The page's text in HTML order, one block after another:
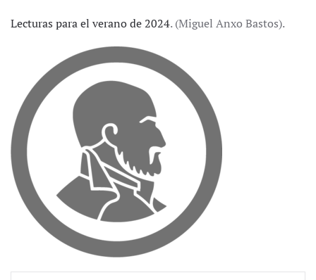
Lecturas para el verano de 2024. (Miguel Anxo Bastos).